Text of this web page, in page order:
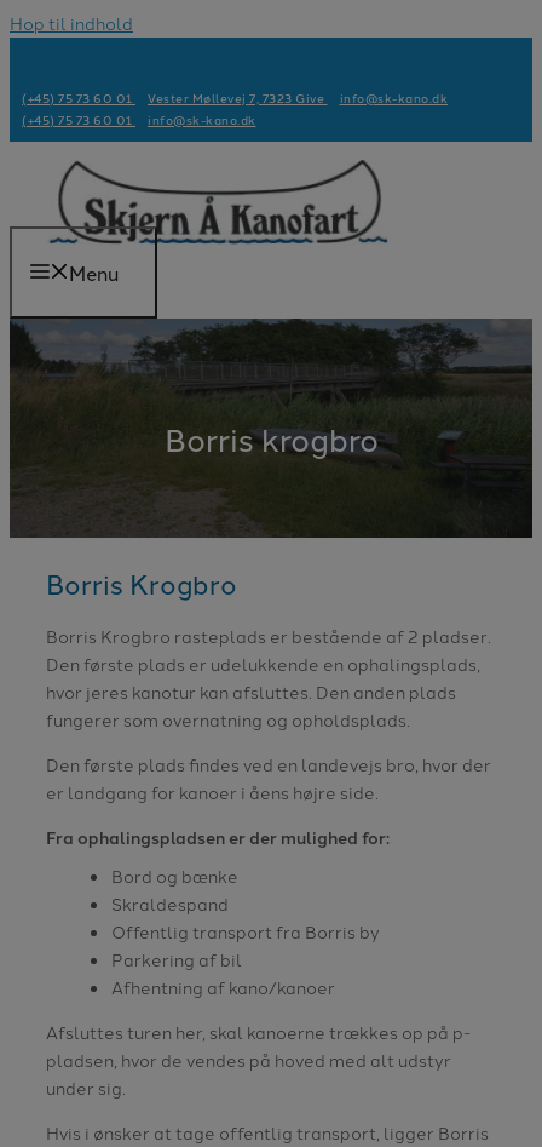
Hop til indhold
(+45) 75 73 60 01 Vester Møllevej 7, 7323 Give
info@sk-kano.dk
(+45) 75 73 60 01
info@sk-kano.dk
Menu
Borris krogbro
Borris Krogbro
Borris Krogbro rasteplads er bestående af 2 pladser.
Den første plads er udelukkende en ophalingsplads,
hvor jeres kanotur kan afsluttes. Den anden plads
fungerer som overnatning og opholdsplads.
Den første plads findes ved en landevejs bro, hvor der
er landgang for kanoer i åens højre side.
Fra ophalingspladsen er der mulighed for:
Bord og bænke
Skraldespand
Offentlig transport fra Borris by
Parkering af bil
Afhentning af kano/kanoer
Afsluttes turen her, skal kanoerne trækkes op på p-
pladsen, hvor de vendes på hoved med alt udstyr
under sig.
Hvis i ønsker at tage offentlig transport, ligger Borris